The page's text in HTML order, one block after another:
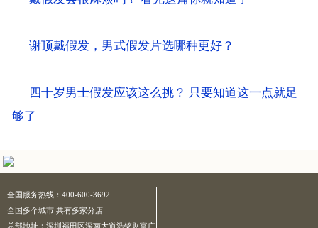
谢顶戴假发，男式假发片选哪种更好？
四十岁男士假发应该这么挑？ 只要知道这一点就足
够了
全国服务热线：400-600-3692
全国多个城市 共有多家分店
总部地址：深圳福田区深南大道浩铭财富广